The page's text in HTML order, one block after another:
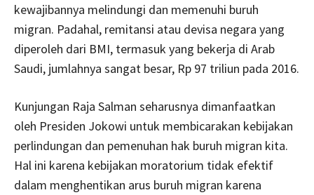
kewajibannya melindungi dan memenuhi buruh
migran. Padahal, remitansi atau devisa negara yang
diperoleh dari BMI, termasuk yang bekerja di Arab
Saudi, jumlahnya sangat besar, Rp 97 triliun pada 2016.
Kunjungan Raja Salman seharusnya dimanfaatkan
oleh Presiden Jokowi untuk membicarakan kebijakan
perlindungan dan pemenuhan hak buruh migran kita.
Hal ini karena kebijakan moratorium tidak efektif
dalam menghentikan arus buruh migran karena